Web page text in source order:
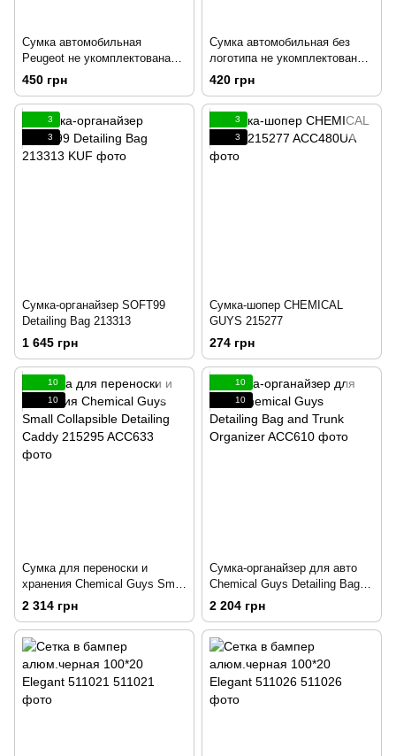
Сумка автомобильная
Peugeot не укомплектованая
163048
450 грн
Сумка автомобильная без
логотипа не укомплектованая
в ассортименте 162885
420 грн
3
3
Сумка-органайзер SOFT99
Detailing Bag 213313
1 645 грн
3
3
Сумка-шопер CHEMICAL
GUYS 215277
274 грн
10
10
Сумка для переноски и
хранения Chemical Guys Small
Collapsible Detailing Caddy
2 314 грн
10
10
Сумка-органайзер для авто
Chemical Guys Detailing Bag
and Trunk Organizer
2 204 грн